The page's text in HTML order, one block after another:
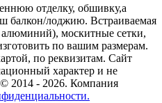
отделку, обшивку,а
балкон/лоджию. Встраиваемая
москитные сетки,
по вашим размерам.
по реквизитам. Сайт
характер и не
2014 - 2026. Компания